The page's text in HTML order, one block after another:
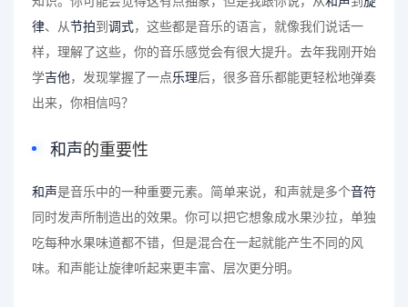
律、从节拍到调式，这些都是音乐的语言，就像我们说话一
样，理解了这些，你的音乐感觉会有很大提升。去年我刚开始
学吉他，发现掌握了一点乐理后，很多音乐都能更轻松地弹奏
出来，你相信吗？
和声的重要性
和声是音乐中的一种重要元素。简单来说，和声就是多个音符
同时发声所制造出的效果。你可以把它想象成水果沙拉，单独
吃每种水果味道都不错，但是混合在一起就能产生不同的风
味。和声能让旋律听起来更丰富、层次更分明。